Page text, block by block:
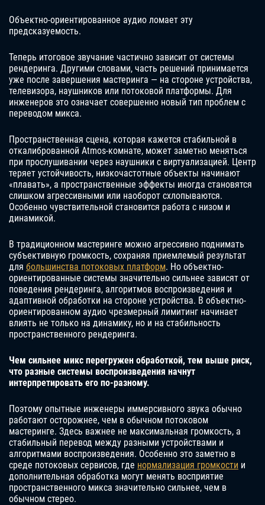
Объектно-ориентированное аудио ломает эту
предсказуемость.
Теперь итоговое звучание частично зависит от системы
рендеринга. Другими словами, часть решений принимается
уже после завершения мастеринга — на стороне устройства,
телевизора, наушников или потоковой платформы. Для
инженеров это означает совершенно новый тип проблем с
переводом микса.
Пространственная сцена, которая кажется стабильной в
откалиброванной Atmos-комнате, может заметно меняться
при прослушивании через наушники с виртуализацией. Центр
теряет устойчивость, низкочастотные объекты начинают
«плавать», а пространственные эффекты иногда становятся
слишком агрессивными или наоборот схлопываются.
Особенно чувствительной становится работа с низом и
динамикой.
В традиционном мастеринге можно агрессивно поднимать
субъективную громкость, сохраняя приемлемый результат
для большинства потоковых платформ. Но объектно-
ориентированные системы значительно сильнее зависят от
поведения рендеринга, алгоритмов воспроизведения и
адаптивной обработки на стороне устройства. В объектно-
ориентированном аудио чрезмерный лимитинг начинает
влиять не только на динамику, но и на стабильность
пространственного рендеринга.
Чем сильнее микс перегружен обработкой, тем выше риск,
что разные системы воспроизведения начнут
интерпретировать его по-разному.
Поэтому опытные инженеры иммерсивного звука обычно
работают осторожнее, чем в обычном потоковом
мастеринге. Здесь важнее не максимальная громкость, а
стабильный перевод между разными устройствами и
алгоритмами воспроизведения. Особенно это заметно в
среде потоковых сервисов, где нормализация громкости и
дополнительная обработка могут менять восприятие
пространственного микса значительно сильнее, чем в
обычном стерео.